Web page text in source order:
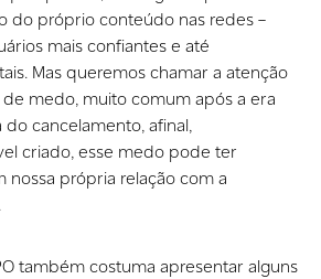
do próprio conteúdo nas redes –
mais confiantes e até
Mas queremos chamar a atenção
medo, muito comum após a era
cancelamento, afinal,
criado, esse medo pode ter
nossa própria relação com a
também costuma apresentar alguns